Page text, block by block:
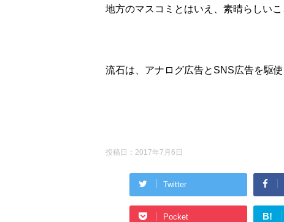
地方のマスコミとはいえ、素晴らしいこ
流石は、アナログ広告とSNS広告を駆
投稿日： 2017年7月6日
Twitter
Pocket B!